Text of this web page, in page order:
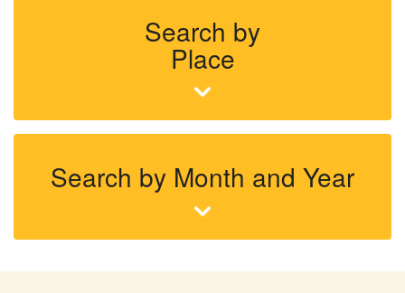
Search by
Place
Search by Month and Year